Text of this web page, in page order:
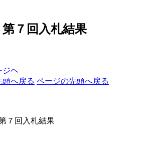
７回入札結果
ジヘ
頭へ戻る ページの先頭へ戻る
７回入札結果